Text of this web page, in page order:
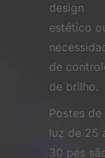
design
estético
de
de brilho.
Postes de
luz de 25
30 pés